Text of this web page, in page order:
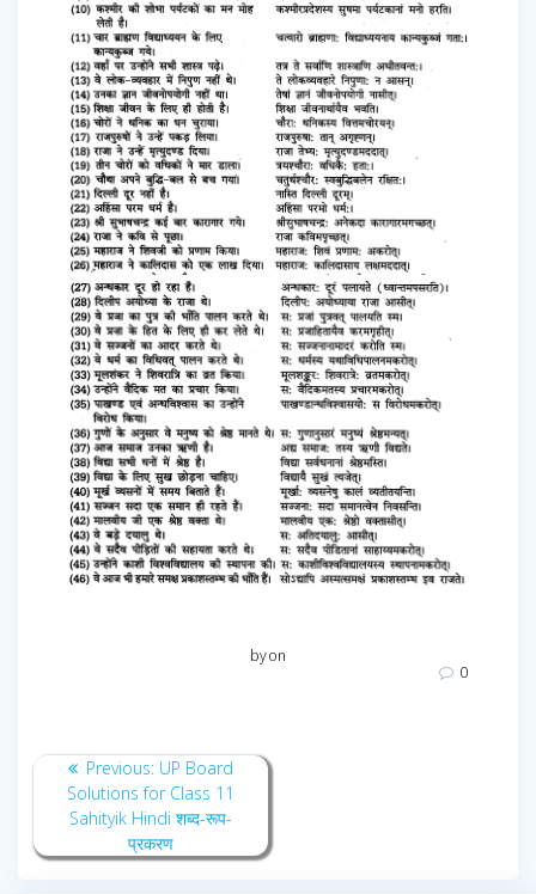
byon
0
Post
navigation
Previous: Previous
post:
UP Board
Solutions for Class 11
Sahityik Hindi शब्द-रूप-
प्रकरण